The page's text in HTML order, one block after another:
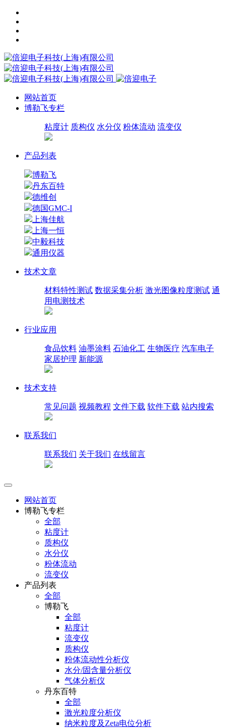
网站首页
博勒飞专栏
粘度计 质构仪 水分仪 粉体流动 流变仪
产品列表
博勒飞
丹东百特
德维创
德国GMC-I
上海佳航
上海一恒
中毅科技
通用仪器
技术文章
材料特性测试 数据采集分析 激光图像粒度测试 通
用电测技术
行业应用
食品饮料 油墨涂料 石油化工 生物医疗 汽车电子
家居护理 新能源
技术支持
常见问题 视频教程 文件下载 软件下载 站内搜索
联系我们
联系我们 关于我们 在线留言
网站首页
博勒飞专栏
全部
粘度计
质构仪
水分仪
粉体流动
流变仪
产品列表
全部
博勒飞
全部
粘度计
流变仪
质构仪
粉体流动性分析仪
水分/固含量分析仪
气体分析仪
丹东百特
全部
激光粒度分析仪
纳米粒度及Zeta电位分析